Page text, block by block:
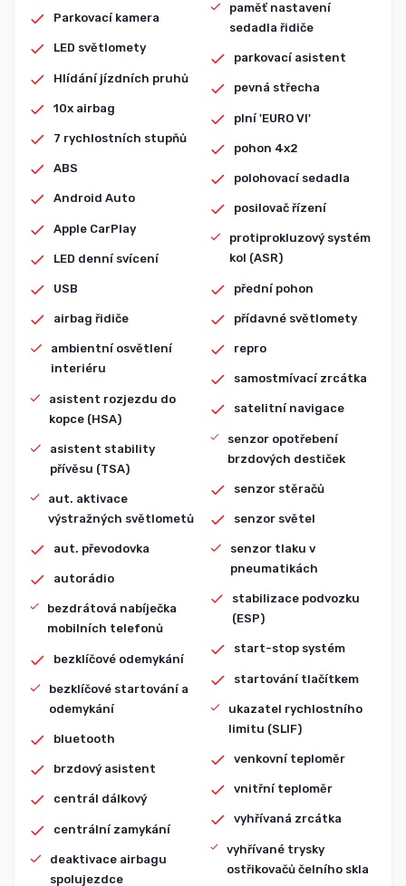
Parkovací kamera
LED světlomety
Hlídání jízdních pruhů
10x airbag
7 rychlostních stupňů
ABS
Android Auto
Apple CarPlay
LED denní svícení
USB
airbag řidiče
ambientní osvětlení
interiéru
asistent rozjezdu do
kopce (HSA)
asistent stability
přívěsu (TSA)
aut. aktivace
výstražných světlometů
aut. převodovka
autorádio
bezdrátová nabíječka
mobilních telefonů
bezklíčové odemykání
bezklíčové startování a
odemykání
bluetooth
brzdový asistent
centrál dálkový
centrální zamykání
deaktivace airbagu
spolujezdce
paměť nastavení
sedadla řidiče
parkovací asistent
pevná střecha
plní 'EURO VI'
pohon 4x2
polohovací sedadla
posilovač řízení
protiprokluzový systém
kol (ASR)
přední pohon
přídavné světlomety
repro
samostmívací zrcátka
satelitní navigace
senzor opotřebení
brzdových destiček
senzor stěračů
senzor světel
senzor tlaku v
pneumatikách
stabilizace podvozku
(ESP)
start-stop systém
startování tlačítkem
ukazatel rychlostního
limitu (SLIF)
venkovní teploměr
vnitřní teploměr
vyhřívaná zrcátka
vyhřívané trysky
ostřikovačů čelního skla